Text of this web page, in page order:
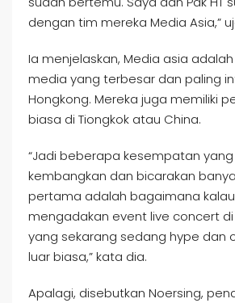
dengan tim mereka Media Asia,”
Ia menjelaskan, Media asia
media yang terbesar dan paling
Hongkong. Mereka juga memiliki
biasa di Tiongkok atau China.
“Jadi beberapa kesempatan
kembangkan dan bicarakan
pertama adalah bagaimana
mengadakan event live concert di
yang sekarang sedang hype dan
luar biasa,” kata dia.
Apalagi, disebutkan Noersing,